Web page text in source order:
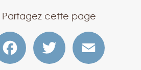
Partagez cette page
Facebook Twitter